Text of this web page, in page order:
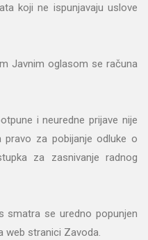
koji ne ispunjavaju uslove
Javnim oglasom se računa
i neuredne prijave nije
za pobijanje odluke o
za zasnivanje radnog
smatra se uredno popunjen
web stranici Zavoda.